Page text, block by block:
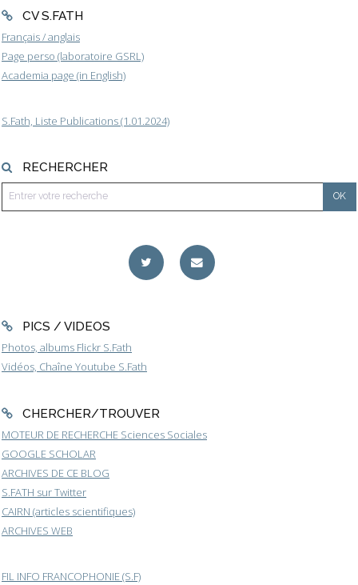
CV S.FATH
Français / anglais
Page perso (laboratoire GSRL)
Academia page (in English)
S.Fath, Liste Publications (1.01.2024)
RECHERCHER
PICS / VIDEOS
Photos, albums Flickr S.Fath
Vidéos, Chaîne Youtube S.Fath
CHERCHER/TROUVER
MOTEUR DE RECHERCHE Sciences Sociales
GOOGLE SCHOLAR
ARCHIVES DE CE BLOG
S.FATH sur Twitter
CAIRN (articles scientifiques)
ARCHIVES WEB
FIL INFO FRANCOPHONIE (S.F)